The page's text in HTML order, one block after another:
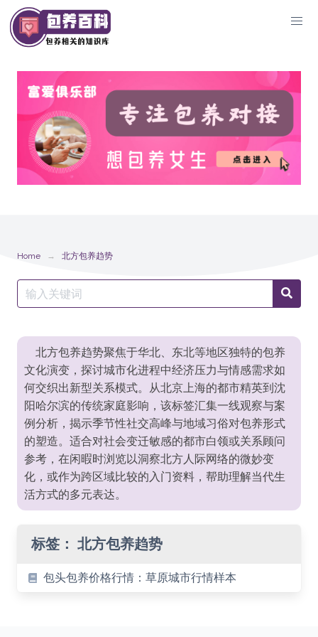
Skip
to
content
Home 北方包养趋势
Search
for:
北方包养趋势聚焦于华北、东北等地区独特的包养
文化演变，探讨城市化进程中经济压力与情感需求如
何交织出新型关系模式。从北京上海的都市精英到沈
阳哈尔滨的传统家庭影响，该标签汇集一线观察与案
例分析，揭示季节性社交高峰与地域习俗对包养形式
的塑造。适合对社会变迁敏感的都市白领或关系顾问
参考，在闲暇时浏览以洞察北方人际网络的微妙变
化，或作为跨区域比较的入门资料，帮助理解当代生
活方式的多元表达。
标签： 北方包养趋势
包头包养价格行情：草原城市行情样本